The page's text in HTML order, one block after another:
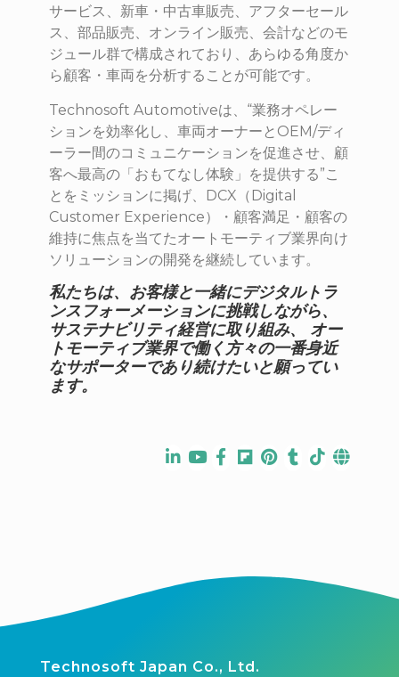
サービス、新車・中古車販売、アフターセール
ス、部品販売、オンライン販売、会計などのモ
ジュール群で構成されており、あらゆる角度か
ら顧客・車両を分析することが可能です。
Technosoft Automotiveは、“業務オペレー
ションを効率化し、車両オーナーとOEM/ディ
ーラー間のコミュニケーションを促進させ、顧
客へ最高の「おもてなし体験」を提供する”こ
とをミッションに掲げ、DCX（Digital
Customer Experience）・顧客満足・顧客の
維持に焦点を当てたオートモーティブ業界向け
ソリューションの開発を継続しています。
私たちは、お客様と一緒にデジタルトラ
ンスフォーメーションに挑戦しながら、
サステナビリティ経営に取り組み、 オー
トモーティブ業界で働く方々の一番身近
なサポーターであり続けたいと願ってい
ます。
Technosoft Japan Co., Ltd.